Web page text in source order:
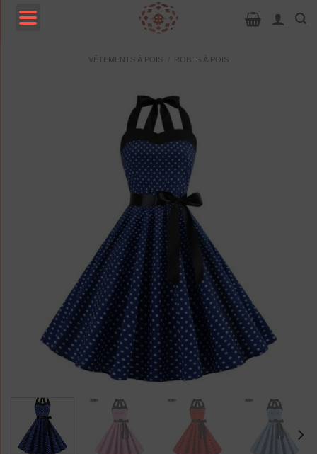
Passer
VÊTEMENTS À POIS ROBES À POIS